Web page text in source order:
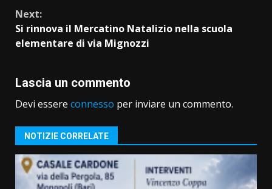
Next:
Si rinnova il Mercatino Natalizio nella scuola
elementare di via Mignozzi
Lascia un commento
Devi essere connesso per inviare un commento.
NOTIZIE CORRELATE